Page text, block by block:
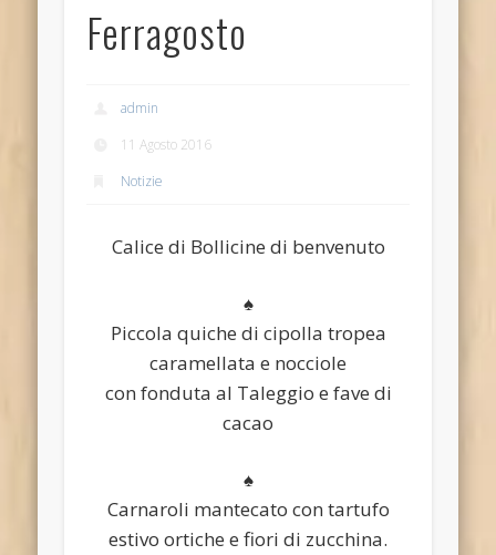
Ferragosto
admin
11 Agosto 2016
Notizie
Calice di Bollicine di benvenuto
♠
Piccola quiche di cipolla tropea
caramellata e nocciole
con fonduta al Taleggio e fave di
cacao
♠
Carnaroli mantecato con tartufo
estivo ortiche e fiori di zucchina.